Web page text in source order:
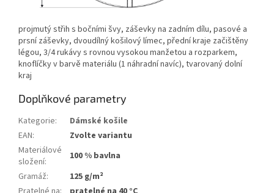
projmutý střih s bočními švy, záševky na zadním dílu, pasové a
prsní záševky, dvoudílný košilový límec, přední kraje začištěny
légou, 3/4 rukávy s rovnou vysokou manžetou a rozparkem,
knoflíčky v barvě materiálu (1 náhradní navíc), tvarovaný dolní
kraj
Doplňkové parametry
Kategorie:
Dámské košile
EAN:
Zvolte variantu
Materiálové
složení:
100 % bavlna
Gramáž:
125 g/m²